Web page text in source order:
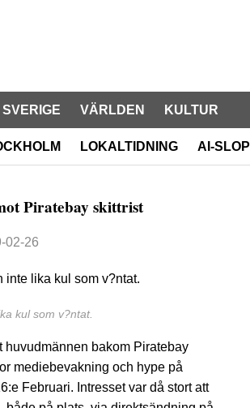
SVERIGE VÄRLDEN KULTUR
LOKALTIDNING AI-SLOP
Piratebay skittrist
02-26
kul som v?ntat.
huvudmännen bakom Piratebay
mediebevakning och hype på
Februari. Intresset var då stort att